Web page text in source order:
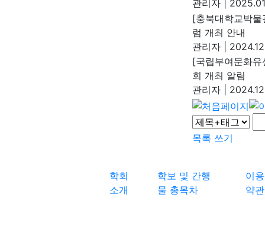
관리자
[충북대학교박물
럼 개최 안내
관리자
[국립부여문화
회 개최 알림
관리자
목록 쓰기
학회
소개
학보 및 간행
물 총목차
이용
약관